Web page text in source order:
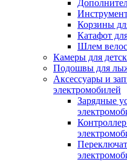
Корзины
Катафот
Шлем
Камеры для
Подошвы для
Аксессуары и
электромобилей
Зарядные